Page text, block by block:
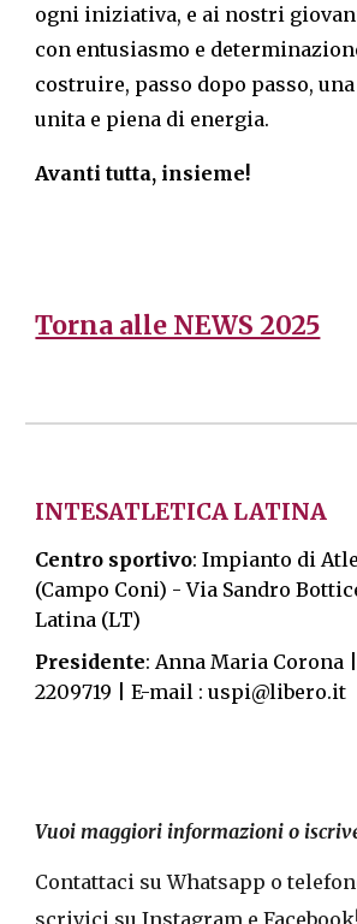
ogni iniziativa, e ai nostri
con entusiasmo e
costruire, passo dopo passo,
unita e piena di energia.
Avanti tutta, insieme!
Torna alle NEWS 2025
INTESATLETICA LATINA
Centro sportivo: Impianto di
(Campo Coni) -Via Sandro
Latina (LT)
Presidente: Anna Maria Corona
2209719 | E-mail : uspi@libero.it
Vuoi maggiori informazioni o
Contattaci su Whatsapp o
scrivici su Instagram e Facebook!